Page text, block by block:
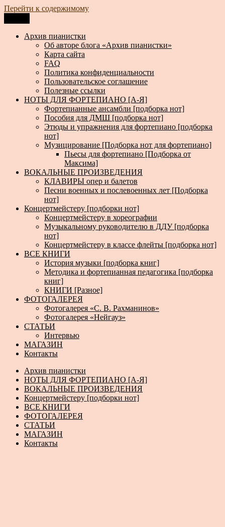
Перейти к содержимому
Архив пианистки
Всё для пианистов: ноты, книги, музыка, статьи…
Архив пианистки
Об авторе блога «Архив пианистки»
Карта сайта
FAQ
Политика конфиденциальности
Пользовательское соглашение
Полезные ссылки
НОТЫ ДЛЯ ФОРТЕПИАНО [А-Я]
Фортепианные ансамбли [подборка нот]
Пособия для ДМШ [подборка нот]
Этюды и упражнения для фортепиано [подборка
нот]
Музицирование [Подборка нот для фортепиано]
Пьесы для фортепиано [Подборка от
Максима]
ВОКАЛЬНЫЕ ПРОИЗВЕДЕНИЯ
КЛАВИРЫ опер и балетов
Песни военных и послевоенных лет [Подборка
нот]
Концертмейстеру [подборки нот]
Концертмейстеру в хореографии
Музыкальному руководителю в ДДУ [подборка
нот]
Концертмейстеру в классе флейты [подборка нот]
ВСЕ КНИГИ
История музыки [подборка книг]
Методика и фортепианная педагогика [подборка
книг]
КНИГИ [Разное]
ФОТОГАЛЕРЕЯ
Фотогалерея «С. В. Рахманинов»
Фотогалерея «Нейгауз»
СТАТЬИ
Интервью
МАГАЗИН
Контакты
Архив пианистки
НОТЫ ДЛЯ ФОРТЕПИАНО [А-Я]
ВОКАЛЬНЫЕ ПРОИЗВЕДЕНИЯ
Концертмейстеру [подборки нот]
ВСЕ КНИГИ
ФОТОГАЛЕРЕЯ
СТАТЬИ
МАГАЗИН
Контакты